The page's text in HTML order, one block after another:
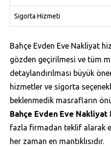
Sigorta Hizmeti
Bahçe Evden Eve Nakliyat
gözden geçirilmesi ve tüm
detaylandırılması büyük
hizmetler ve sigorta
beklenmedik masrafların
Bahçe Evden Eve Nakliyat
fazla firmadan teklif alarak
her zaman en mantıklısıdır.